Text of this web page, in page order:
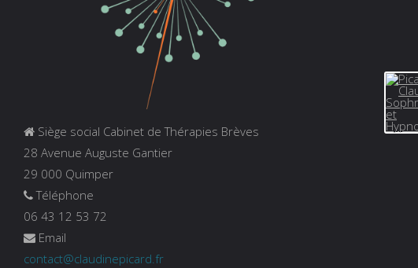
Siège social Cabinet de Thérapies Brèves
28 Avenue Auguste Gantier
29 000 Quimper
Téléphone
06 43 12 53 72
Email
contact@claudinepicard.fr